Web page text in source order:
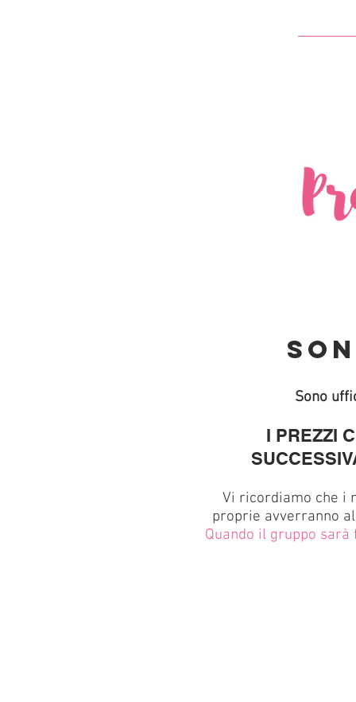
Sono
I PREZZI
Vi ricordiamo che i
proprie avverranno
Quando il gruppo